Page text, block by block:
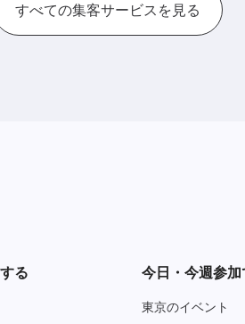
すべての集客サービスを見る
る 今日・今週参加
東京のイベント